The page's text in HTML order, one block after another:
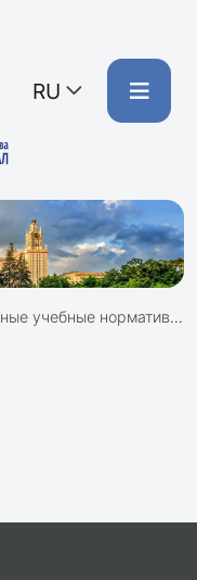
RU
нормативные документы